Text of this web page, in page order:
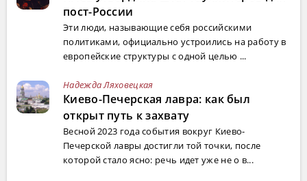
пост-России
Эти люди, называющие себя российскими
политиками, официально устроились на работу в
европейские структуры с одной целью ...
Надежда Ляховецкая
Киево-Печерская лавра: как был
открыт путь к захвату
Весной 2023 года события вокруг Киево-
Печерской лавры достигли той точки, после
которой стало ясно: речь идет уже не о в...